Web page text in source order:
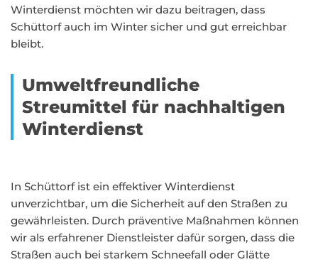
Winterdienst möchten wir dazu beitragen, dass
Schüttorf auch im Winter sicher und gut erreichbar
bleibt.
Umweltfreundliche
Streumittel für nachhaltigen
Winterdienst
In Schüttorf ist ein effektiver Winterdienst
unverzichtbar, um die Sicherheit auf den Straßen zu
gewährleisten. Durch präventive Maßnahmen können
wir als erfahrener Dienstleister dafür sorgen, dass die
Straßen auch bei starkem Schneefall oder Glätte